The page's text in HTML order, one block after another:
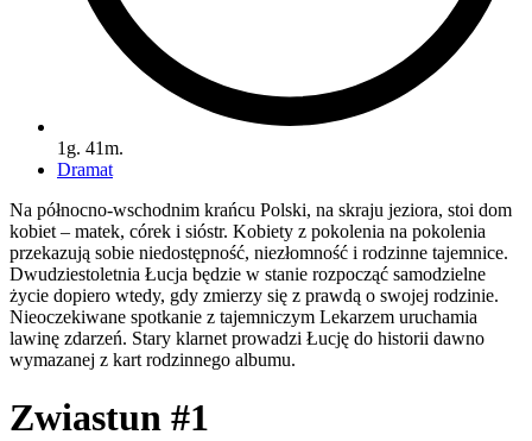
1g. 41m.
Dramat
Na północno-wschodnim krańcu Polski, na skraju jeziora, stoi dom
kobiet – matek, córek i sióstr. Kobiety z pokolenia na pokolenia
przekazują sobie niedostępność, niezłomność i rodzinne tajemnice.
Dwudziestoletnia Łucja będzie w stanie rozpocząć samodzielne
życie dopiero wtedy, gdy zmierzy się z prawdą o swojej rodzinie.
Nieoczekiwane spotkanie z tajemniczym Lekarzem uruchamia
lawinę zdarzeń. Stary klarnet prowadzi Łucję do historii dawno
wymazanej z kart rodzinnego albumu.
Zwiastun #1